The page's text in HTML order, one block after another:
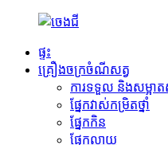
ផ្ទះ
គ្រឿងចក្រចំណីសត្វ
ការទទួល និងសម្អាត
ផ្នែក​វាស់​កម្រិត​ថ្នាំ
ផ្នែកកិន
ផ្នែកលាយ